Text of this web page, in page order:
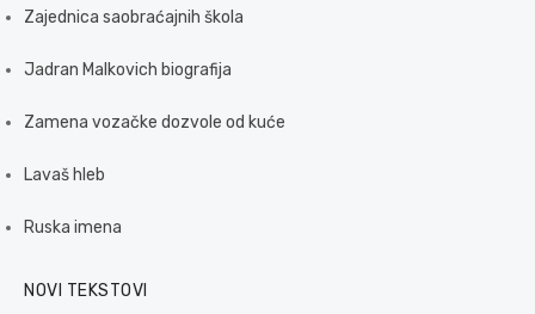
Zajednica saobraćajnih škola
Jadran Malkovich biografija
Zamena vozačke dozvole od kuće
Lavaš hleb
Ruska imena
NOVI TEKSTOVI